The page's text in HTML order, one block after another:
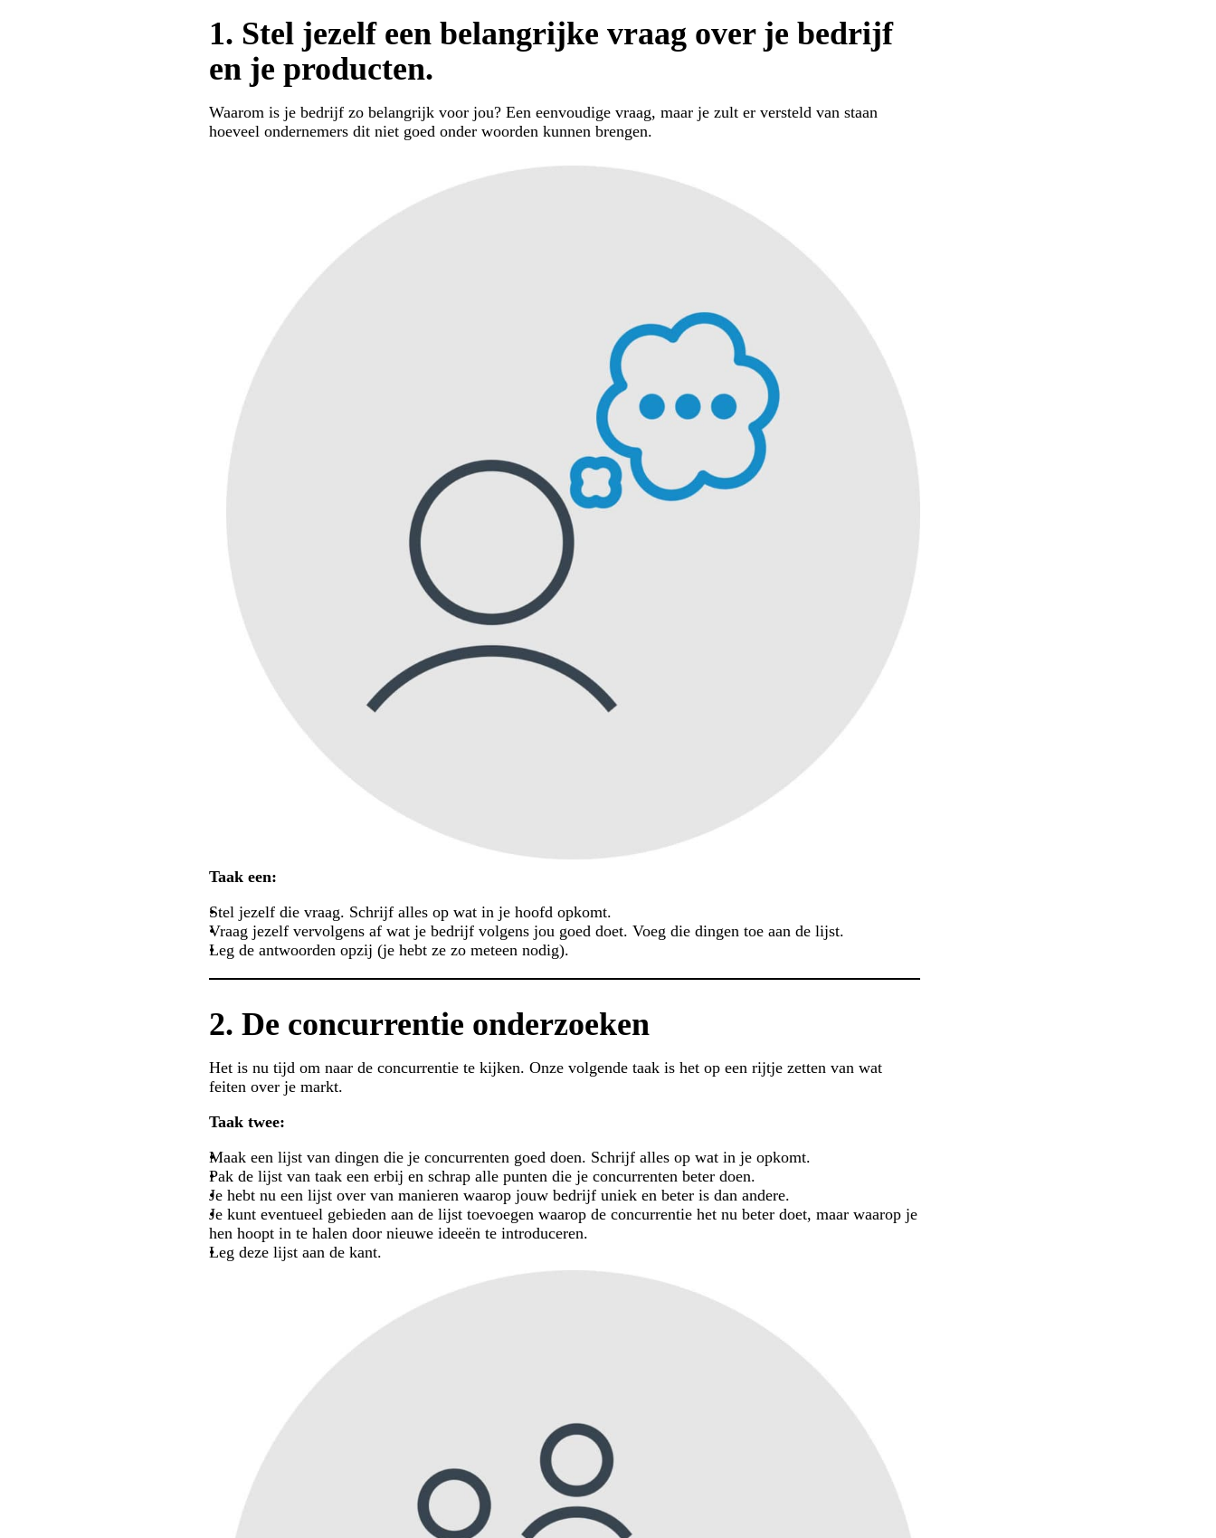
1. Stel jezelf een belangrijke vraag over je bedrijf
en je producten.
Waarom is je bedrijf zo belangrijk voor jou? Een eenvoudige vraag, maar je zult er versteld van staan
hoeveel ondernemers dit niet goed onder woorden kunnen brengen.
Taak een:
Stel jezelf die vraag. Schrijf alles op wat in je hoofd opkomt.
Vraag jezelf vervolgens af wat je bedrijf volgens jou goed doet. Voeg die dingen toe aan de lijst.
Leg de antwoorden opzij (je hebt ze zo meteen nodig).
2. De concurrentie onderzoeken
Het is nu tijd om naar de concurrentie te kijken. Onze volgende taak is het op een rijtje zetten van wat
feiten over je markt.
Taak twee:
Maak een lijst van dingen die je concurrenten goed doen. Schrijf alles op wat in je opkomt.
Pak de lijst van taak een erbij en schrap alle punten die je concurrenten beter doen.
Je hebt nu een lijst over van manieren waarop jouw bedrijf uniek en beter is dan andere.
Je kunt eventueel gebieden aan de lijst toevoegen waarop de concurrentie het nu beter doet, maar waarop je
hen hoopt in te halen door nieuwe ideeën te introduceren.
Leg deze lijst aan de kant.